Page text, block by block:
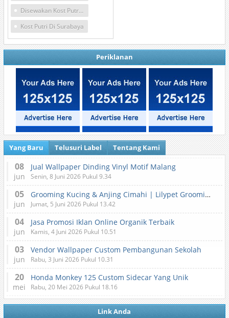
Disewakan Kost Putri Surabaya
Kost Putri Di Surabaya
Periklanan
Yang Baru Telusuri Label Tentang Kami
08
jun
Jual Wallpaper Dinding Vinyl Motif Malang
Senin, 8 Juni 2026 Pukul 9.34
05
jun
Grooming Kucing & Anjing Cimahi | Lilypet Grooming & Pet Hotel
Jumat, 5 Juni 2026 Pukul 13.42
04
jun
Jasa Promosi Iklan Online Organik Terbaik
Kamis, 4 Juni 2026 Pukul 10.51
03
jun
Vendor Wallpaper Custom Pembangunan Sekolah
Rabu, 3 Juni 2026 Pukul 10.31
20
mei
Honda Monkey 125 Custom Sidecar Yang Unik
Rabu, 20 Mei 2026 Pukul 18.16
Link Anda